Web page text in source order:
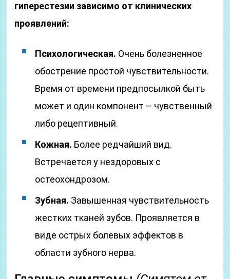
гиперестезии зависимо от клинических
проявлений:
Психологическая. Очень болезненное
обострение простой чувствительности.
Время от времени предпосылкой быть
может и один компонент – чувственный
либо рецептивный.
Кожная. Более редчайший вид.
Встречается у нездоровых с
остеохондрозом.
Зубная. Завышенная чувствительность
жестких тканей зубов. Проявляется в
виде острых болевых эффектов в
области зубного нерва.